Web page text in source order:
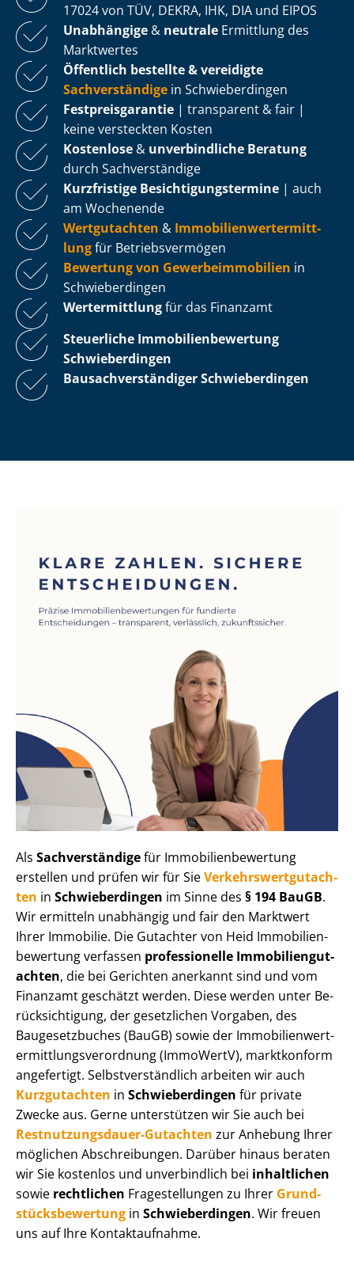
17024 von TÜV, DEKRA, IHK, DIA und EIPOS
Unabhängige & neutrale Ermittlung des
Marktwertes
Öffentlich bestellte & vereidigte
Sachverständige in Schwieberdingen
Fest­preis­ga­ran­tie | transparent & fair |
keine versteckten Kosten
Kostenlose & unverbindliche Beratung
durch Sachverständige
Kurzfristige Be­sich­ti­gungs­ter­mi­ne | auch
am Wochenende
Wertgutachten & Im­mo­bi­li­en­wert­ermitt­
lungfür Be­triebs­ver­mö­gen
Bewertung von Ge­wer­be­im­mo­bi­li­en in
Schwieberdingen
Wertermittlungfür das Finanzamt
Steuerliche Im­mo­bi­li­en­be­wer­tung
Schwieberdingen
Bau­sach­ver­stän­di­ger Schwieberdingen
Als Sachverständigefür Im­mo­bi­li­en­be­wer­tung
erstellen und prüfen wir für SieVer­kehrs­wert­gut­ach­
ten in Schwieberdingen im Sinne des § 194 BauGB.
Wir ermitteln unabhängig und fair den Marktwert
Ihrer Immobilie. Die Gutachter von Heid Im­mo­bi­li­en­
be­wer­tung verfassen professionelle Im­mo­bi­li­en­gut­
ach­ten, die bei Gerichten anerkannt sind und vom
Finanzamt geschätzt werden. Diese werden unter Be­
rück­sich­ti­gung, der gesetzlichen Vorgaben, des
Baugesetzbuches (BauGB) sowie der Im­mo­bi­li­en­wert­
ermitt­lungs­ver­ord­nung (ImmoWertV), marktkonform
angefertigt. Selbst­ver­ständ­lich arbeiten wir auch
Kurzgutachten in Schwieberdingen für private
Zwecke aus. Gerne unterstützen wir Sie auch bei
Rest­nut­zungs­dau­er-Gutachten zur Anhebung Ihrer
möglichen Abschreibungen. Darüber hinaus beraten
wir Sie kostenlos und unverbindlich bei inhaltlichen
sowie rechtlichen Fragestellungen zu Ihrer Grund­
stücks­be­wer­tung in Schwieberdingen. Wir freuen
uns auf Ihre Kontaktaufnahme.